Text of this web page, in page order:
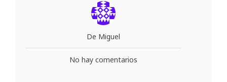
De Miguel
No hay comentarios